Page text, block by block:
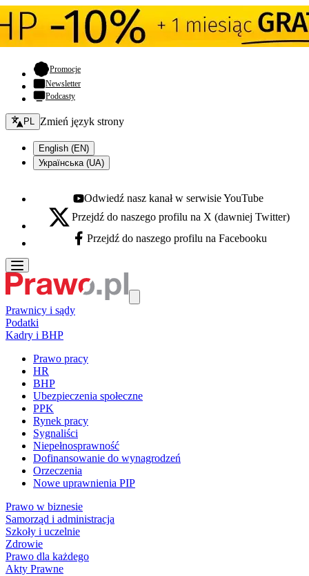
Promocje- otwiera się w nowej karcie
Newsletter
Podcasty
Zmień język - bieżący:
PL Zmień język strony
English (EN)
Українська (UA)
Youtube - otwiera się w nowej karcie
Odwiedź nasz kanał w serwisie YouTube
X - otwiera się w nowej karcie
Przejdź do naszego profilu na X (dawniej Twitter)
Facebook - otwiera się w nowej karcie
Przejdź do naszego profilu na Facebooku
Prawnicy i sądy
Podatki
Kadry i BHP
Prawo pracy
HR
BHP
Ubezpieczenia społeczne
PPK
Rynek pracy
Sygnaliści
Niepełnosprawność
Dofinansowanie do wynagrodzeń
Orzeczenia
Nowe uprawnienia PIP
Prawo w biznesie
Samorząd i administracja
Szkoły i uczelnie
Zdrowie
Prawo dla każdego
Akty Prawne